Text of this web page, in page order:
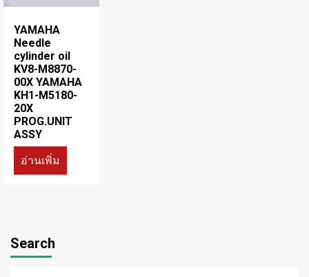
YAMAHA
Needle
cylinder oil
KV8-M8870-
00X YAMAHA
KH1-M5180-
20X
PROG.UNIT
ASSY
อ่านเพิ่ม
Search